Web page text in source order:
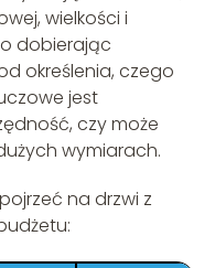
wielkości i
dobierając
określenia, czego
jest
czy może
wymiarach.
na drzwi z